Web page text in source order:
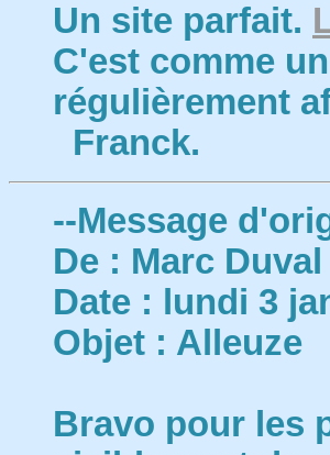
Un site parfait.
C'est comme
régulièrement
Franck.
--Message
De : Marc Duval
Date : lundi 3
Objet : Alleuze
Bravo pour les